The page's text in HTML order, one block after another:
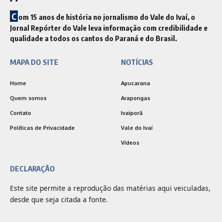
C om 15 anos de história no jornalismo do Vale do Ivaí, o
Jornal Repórter do Vale leva informação com credibilidade e
qualidade a todos os cantos do Paraná e do Brasil.
MAPA DO SITE
Home
Quem somos
Contato
Políticas de Privacidade
NOTÍCIAS
Apucarana
Arapongas
Ivaiporã
Vale do Ivaí
Vídeos
DECLARAÇÃO
Este site permite a reprodução das matérias aqui veiculadas,
desde que seja citada a fonte.